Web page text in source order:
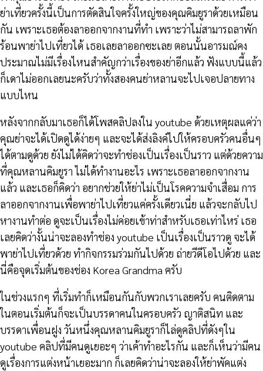
ย่าเที่ยวครั้งนี้เป็นการตัดสินใจครั้งใหญ่ของคุณคิมยูราด้วยเหมือน
กัน เพราะเธอต้องลาออกจากงานที่ทำ เพราะว่าไม่สามารถลาพัก
ร้อนพาย่าไปเที่ยวได้ เธอเลยลาออกซะเลย ตอนนั้นอารมณ์คง
ประมาณไม่มีเรื่องไหนสำคัญกว่าเรื่องของย่าอีกแล้ว ฟังแบบนี้แล้ว
ก็เดาไม่ออกเลยนะครับว่าทั้งสองคนย่าหลานจะไปเจอปลายทาง
แบบไหน
หลังจากกลับมาเธอก็ได้โพสคลิปลงใน youtube ด้วยเหตุผลแค่ว่า
คุณย่าจะได้เปิดดูได้ง่ายๆ และจะได้ส่งลิงค์ไปให้ครอบครัวคนอื่นๆ
ได้ตามดูด้วย ยังไม่ได้คิดว่าจะทำช่องเป็นเรื่องเป็นราว แต่ด้วยความ
ที่คุณหลานคิมยูรา ไม่ได้ทำงานอะไร เพราะเธอลาออกจากงาน
แล้ว และเธอก็คิดว่า อยากช่วยให้ย่าไม่เป็นโรคความจำเสื่อม การ
ลาออกจากงานเพื่อพาย่าไปเที่ยวแค่ครั้งเดียวเนี่ย แล้วจะกลับไป
หางานทำต่อ ดูจะเป็นเรื่องไม่ค่อยเข้าท่าสำหรับเธอเท่าไหร่ เธอ
เลยคิดว่างั้นน่าจะลองทำช่อง youtube เป็นเรื่องเป็นราวดู จะได้
พาย่าไปเที่ยวด้วย ทำกิจกรรมร่วมกันไปด้วย ถ่ายวีดีโอไปด้วย และ
นี่คือจุดเริ่มต้นของช่อง Korea Grandma ครับ
ในช่วงแรกๆ ที่เริ่มทำก็เหมือนกันกับพวกเราเลยครับ คนติดตาม
ในตอนเริ่มต้นก็จะเป็นบรรดาคนในครอบครัว ญาติสนิท และ
บรรดาเพื่อนฝูง วันหนึ่งคุณหลานคิมยูราก็ไล่ดูคลิปที่ดังๆใน
youtube คลิปที่มีคนดูเยอะๆ ว่าเค้าทำอะไรกัน และก็เห็นว่ามีคน
ดูเรื่องการแต่งหน้าเยอะมาก ก็เลยคิดว่าน่าจะลองให้ย่าพัคแต่ง